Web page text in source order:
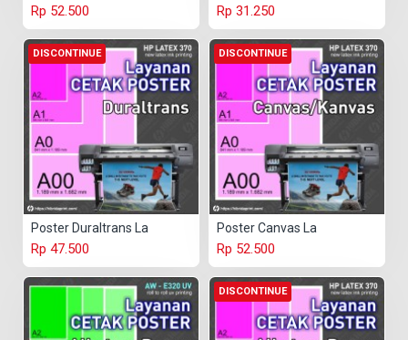
Rp 52.500 Rp 31.250
DISCONTINUE
Poster Duraltrans La
Rp 47.500
DISCONTINUE
Poster Canvas La
Rp 52.500
DISCONTINUE